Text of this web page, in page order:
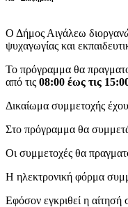
Ο Δήμος Αιγάλεω
ψυχαγωγίας και
Το πρόγραμμα θα
από τις 08:00 έως τις
Δικαίωμα συμμετοχής
Στο πρόγραμμα θα
Οι συμμετοχές θα
Η ηλεκτρονική φόρμα
Εφόσον εγκριθεί η αίτησή